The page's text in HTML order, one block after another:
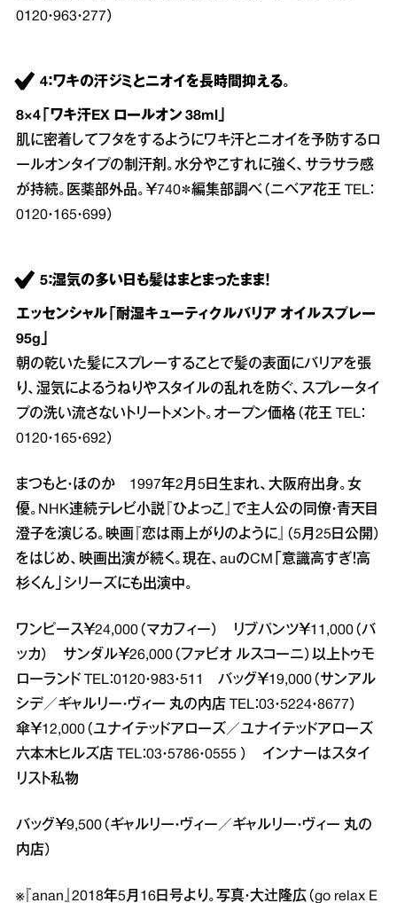
0120・963・277）
4：ワキの汗ジミとニオイを長時間抑える。
8×4「ワキ汗EX ロールオン 38ml」
肌に密着してフタをするようにワキ汗とニオイを予防するロ
ールオンタイプの制汗剤。水分やこすれに強く、サラサラ感
が持続。医薬部外品。￥740＊編集部調べ（ニベア花王 TEL：
0120・165・699）
5：湿気の多い日も髪はまとまったまま！
エッセンシャル「耐湿キューティクルバリア オイルスプレー
95g」
朝の乾いた髪にスプレーすることで髪の表面にバリアを張
り、湿気によるうねりやスタイルの乱れを防ぐ、スプレータイ
プの洗い流さないトリートメント。オープン価格（花王 TEL：
0120・165・692）
まつもと・ほのか 1997年2月5日生まれ、大阪府出身。女
優。NHK連続テレビ小説『ひよっこ』で主人公の同僚・青天目
澄子を演じる。映画『恋は雨上がりのように』（5月25日公開）
をはじめ、映画出演が続く。現在、auのCM「意識高すぎ！高
杉くん」シリーズにも出演中。
ワンピース￥24,000（マカフィー） リブパンツ￥11,000（バ
ッカ） サンダル￥26,000（ファビオ ルスコーニ）以上トゥモ
ローランド TEL：0120・983・511 バッグ￥19,000（サンアル
シデ／ギャルリー・ヴィー 丸の内店 TEL：03・5224・8677）
傘￥12,000（ユナイテッドアローズ／ユナイテッドアローズ
六本木ヒルズ店 TEL：03・5786・0555 ） インナーはスタイ
リスト私物
バッグ￥9,500（ギャルリー・ヴィー／ギャルリー・ヴィー 丸の
内店）
※『anan』2018年5月16日号より。写真・大辻隆広（go relax E